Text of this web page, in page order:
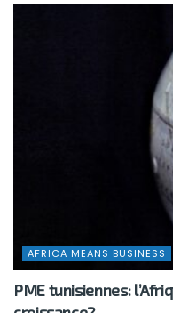
AFRICA MEANS BUSINESS
PME tunisiennes: